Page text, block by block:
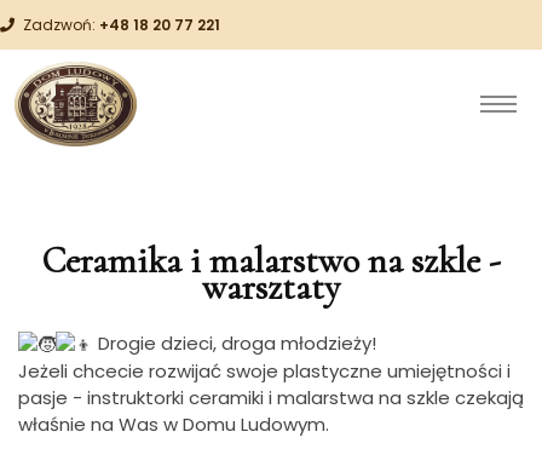
Zadzwoń: +48 18 20 77 221
Ceramika i malarstwo na szkle -
warsztaty
Drogie dzieci, droga młodzieży!
Jeżeli chcecie rozwijać swoje plastyczne umiejętności i
pasje - instruktorki ceramiki i malarstwa na szkle czekają
właśnie na Was w Domu Ludowym.